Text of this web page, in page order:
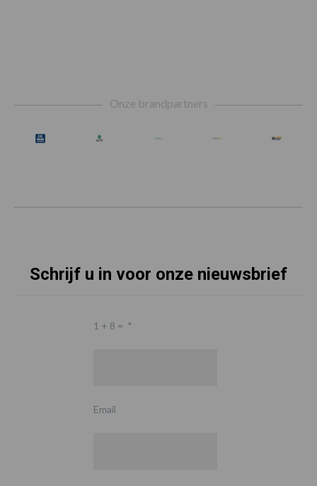
Onze brandpartners
Schrijf u in voor onze nieuwsbrief
1 + 8 = *
Email